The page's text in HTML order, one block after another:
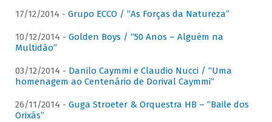
17/12/2014 - Grupo ECCO / “As Forças da Natureza”
10/12/2014 - Golden Boys / “50 Anos – Alguém na
Multidão”
03/12/2014 - Danilo Caymmi e Claudio Nucci / “Uma
homenagem ao Centenário de Dorival Caymmi”
26/11/2014 - Guga Stroeter & Orquestra HB – “Baile dos
Orixás”